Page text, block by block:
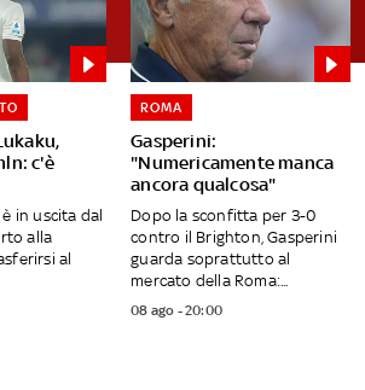
c'è
in uscita dal
alla
al
Gasperini:
"Numericamente manca
ancora qualcosa"
ROMA
Dopo la sconfitta per 3-0
contro il Brighton, Gasperini
guarda soprattutto al
mercato della Roma:...
08 ago - 20:00